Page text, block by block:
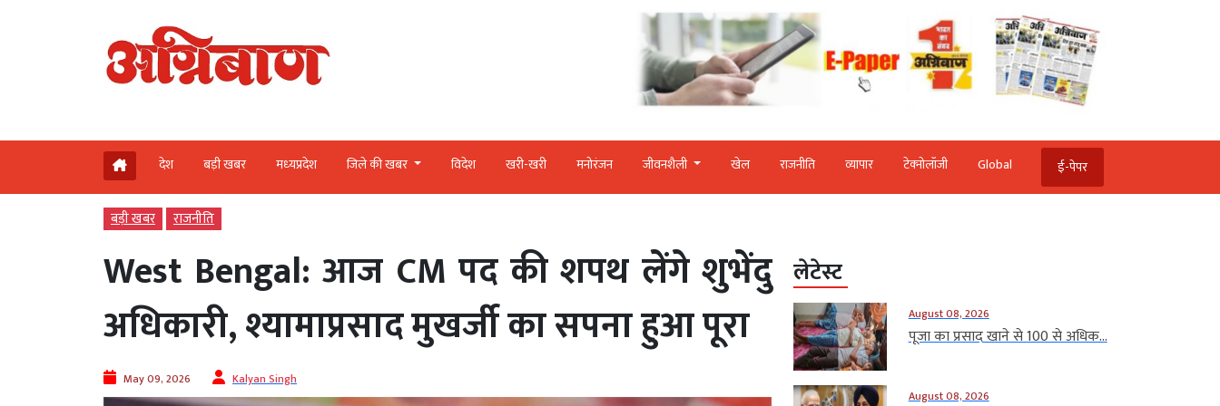
देश बड़ी खबर मध्‍यप्रदेश जिले की खबर विदेश खरी-खरी मनोरंजन जीवनशैली खेल राजनीति व्‍यापार टेक्‍नोलॉजी Global ई-पेपर
बड़ी खबर राजनीति
West Bengal: आज CM पद की शपथ लेंगे शुभेंदु
अधिकारी, श्यामाप्रसाद मुखर्जी का सपना हुआ पूरा
May 09, 2026 Kalyan Singh
लेटेस्ट
August 08, 2026
पूजा का प्रसाद खाने से 100 से अधिक...
August 08, 2026